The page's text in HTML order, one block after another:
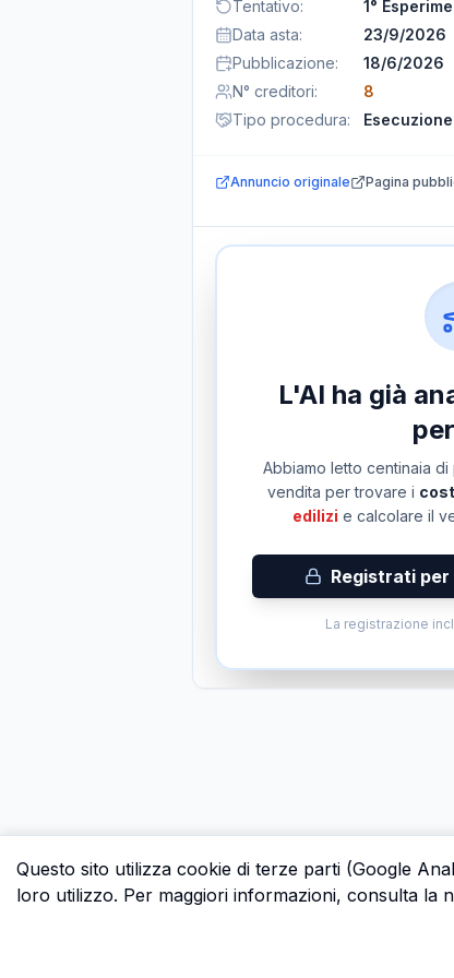
Tentativo:
1°
Data asta:
23/9/2026
Pubblicazione:
18/6/2026
N° creditori:
8
Tipo procedura:
Annuncio originale Pagina
L'AI ha già
Abbiamo letto centinaia
vendita per trovare i
edilizi e calcolare il
Registrati
La registrazione
Questo sito utilizza cookie di terze parti (Google
loro utilizzo. Per maggiori informazioni, consulta la